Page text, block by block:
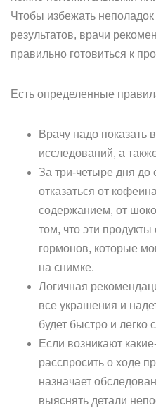
Чтобы избежать
результатов, врачи
правильно готовиться к
Есть определенные
Врачу надо показать
исследований, а
За три-четыре дня
отказаться от
содержанием, от
том, что эти
гормонов, которые
на снимке.
Логичная
все украшения и
будет быстро и легко
Если возникают
расспросить о ходе
назначает
выяснять детали